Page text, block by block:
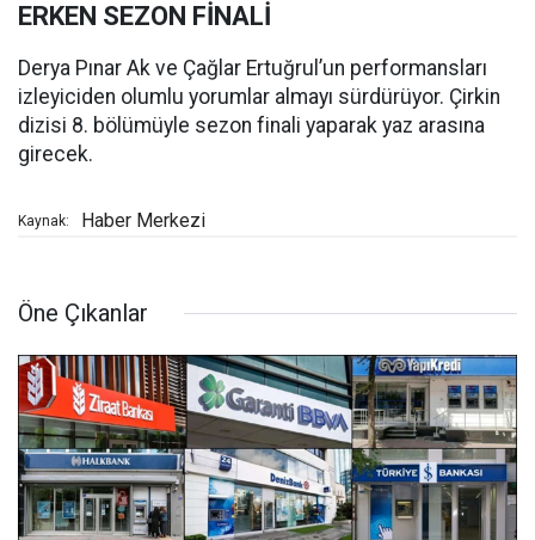
ERKEN SEZON FİNALİ
Derya Pınar Ak ve Çağlar Ertuğrul’un performansları
izleyiciden olumlu yorumlar almayı sürdürüyor. Çirkin
dizisi 8. bölümüyle sezon finali yaparak yaz arasına
girecek.
Kaynak: Haber Merkezi
Öne Çıkanlar